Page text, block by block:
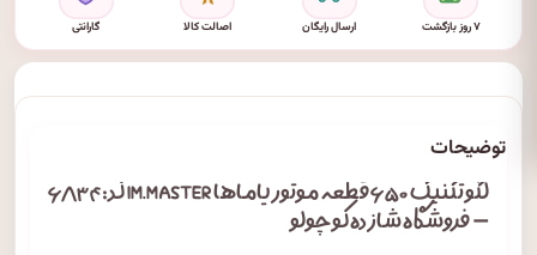
۷ روز بازگشت ارسال رایگان اصالت کالا گارانتی
توضیحات
لگو تکنیک ۶۵۰ قطعه موتور یاماها IM.MASTER کد: ۶۸۳۴
– فروشگاه شازده کوچولو